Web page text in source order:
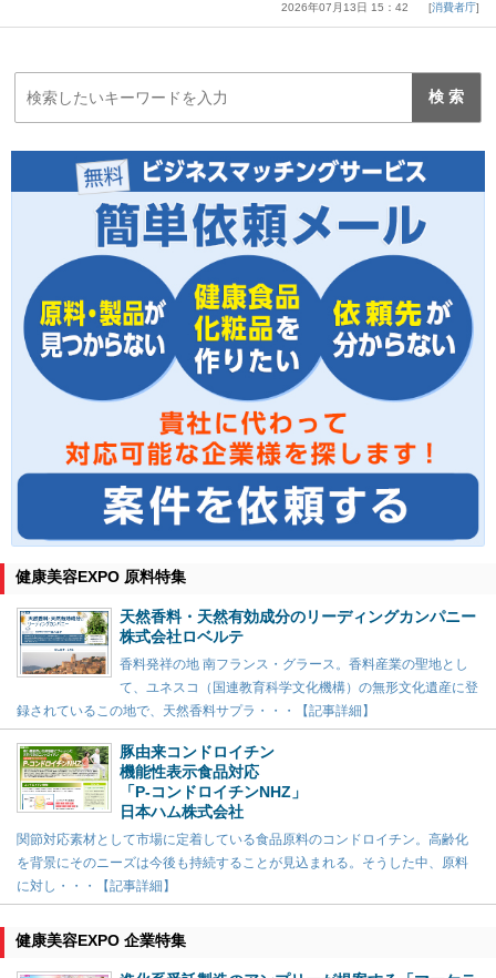
2026年07月13日 15：42 消費者庁
健康美容EXPO 原料特集
天然香料・天然有効成分のリーディングカンパニー
株式会社ロベルテ
香料発祥の地 南フランス・グラース。香料産業の聖地とし
て、ユネスコ（国連教育科学文化機構）の無形文化遺産に登
録されているこの地で、天然香料サプラ・・・【記事詳細】
豚由来コンドロイチン
機能性表示食品対応
「P-コンドロイチンNHZ」
日本ハム株式会社
関節対応素材として市場に定着している食品原料のコンドロイチン。高齢化
を背景にそのニーズは今後も持続することが見込まれる。そうした中、原料
に対し・・・【記事詳細】
健康美容EXPO 企業特集